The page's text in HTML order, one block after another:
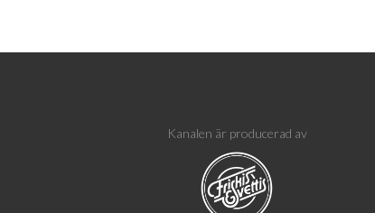
Kanalen är producerad av